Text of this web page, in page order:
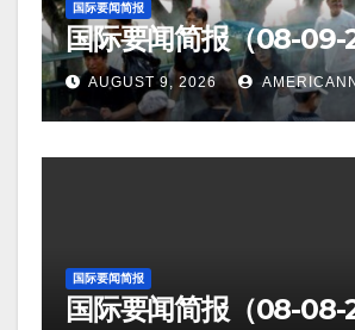
国际要闻简报
国际要闻简报（08-
AUGUST 9, 2026
国际要闻简报
国际要闻简报（08-08-